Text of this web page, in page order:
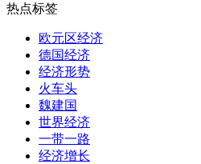
热点标签
欧元区经济
德国经济
经济形势
火车头
魏建国
世界经济
一带一路
经济增长